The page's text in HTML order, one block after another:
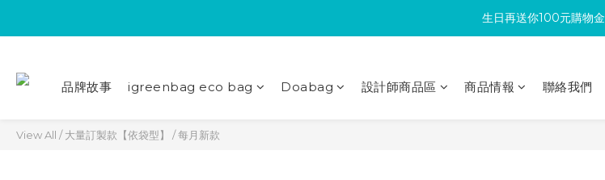
滿300回饋10%購物金
生日再送你100元購物金
滿300回饋10%購物金
品牌故事 igreenbag eco bag Doabag 設計師商品區 商品情報 聯絡我們
View All /大量訂製款【依袋型】 /每月新款